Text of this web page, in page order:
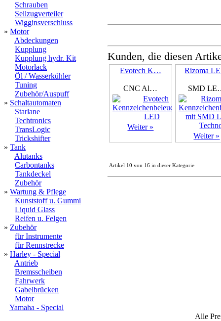
Schrauben
Seilzugverteiler
Wigginsverschluss
» Motor
Abdeckungen
Kupplung
Kupplung hydr. Kit
Motorlack
Öl / Wasserkühler
Tuning
Zubehör/Auspuff
» Schaltautomaten
Starlane
Techtronics
TransLogic
Trickshifter
» Tank
Alutanks
Carbontanks
Tankdeckel
Zubehör
» Wartung & Pflege
Kunststoff u. Gummi
Liquid Glass
Reifen u. Felgen
» Zubehör
für Instrumente
für Rennstrecke
» Harley - Special
Antrieb
Bremsscheiben
Fahrwerk
Gabelbrücken
Motor
Yamaha - Special
Kunden, die diesen
Evotech K…
CNC Al…
Weiter »
Rizoma
SMD
Weiter »
Artikel 10 von 16 in dieser Kategorie
Alle